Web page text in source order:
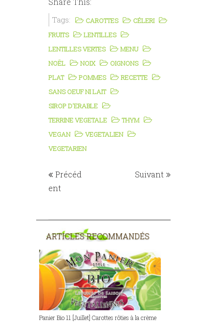
Tags: CAROTTES
CÉLERI
FRUITS
LENTILLES
LENTILLES VERTES
MENU
NOËL
NOIX
OIGNONS
PLAT
POMMES
RECETTE
SANS OEUF NI LAIT
SIROP D'ERABLE
TERRINE VEGETALE
THYM
VEGAN
VEGETALIEN
VEGETARIEN
Précéd
ent
Suivant
ARTICLES RECOMMANDÉS
Panier Bio 11 [Juillet] Carottes rôties à la crème